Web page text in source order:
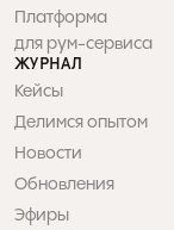
Платформа
для рум-сервиса
ЖУРНАЛ
Кейсы
Делимся опытом
Новости
Обновления
Эфиры